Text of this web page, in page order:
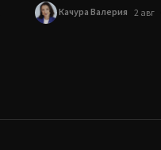
Качура Валерия 2 авг